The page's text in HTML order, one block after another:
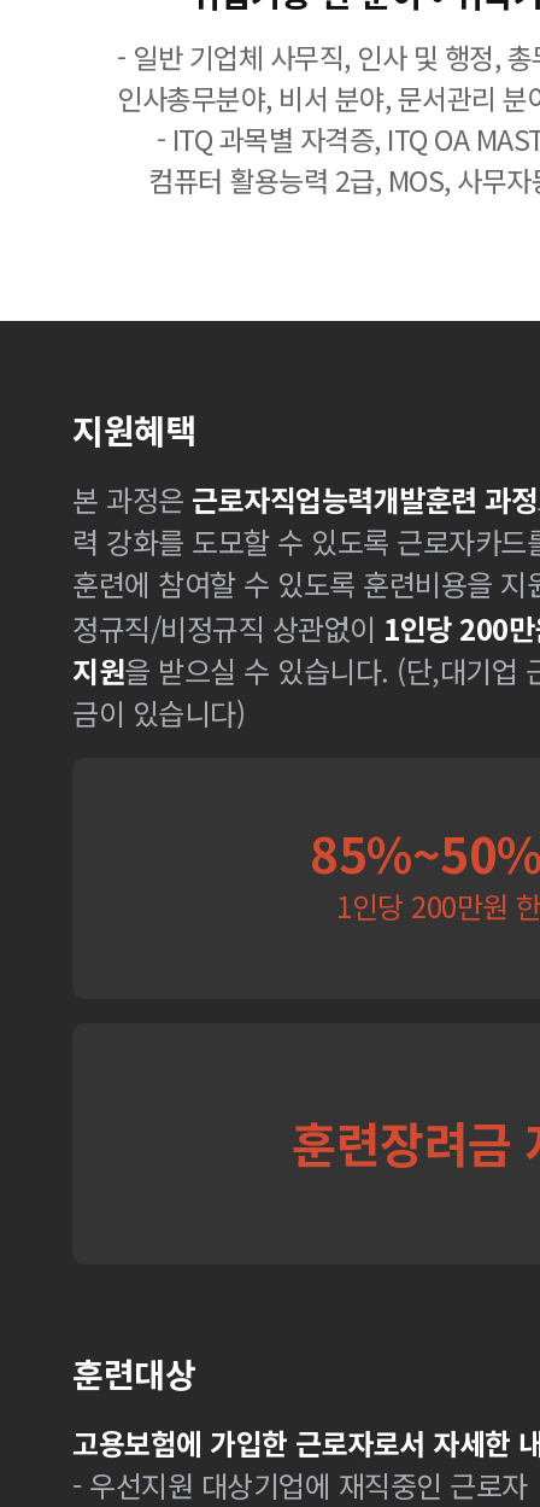
- 일반 기업체 사무직, 인사 및 행정,
인사총무분야, 비서 분야, 문서관리
- ITQ 과목별 자격증, ITQ OA
컴퓨터 활용능력 2급, MOS, 사무
지원혜택
본 과정은 근로자직업능력개발훈련 과정
력 강화를 도모할 수 있도록 근로자카
훈련에 참여할 수 있도록 훈련비용을 지
정규직/비정규직 상관없이 1인당 200
지원을 받으실 수 있습니다. (단,대기업
금이 있습니다)
1인당 200만원
훈련장려금
훈련대상
고용보험에 가입한 근로자로서 자세한
- 우선지원 대상기업에 재직중인 근로자